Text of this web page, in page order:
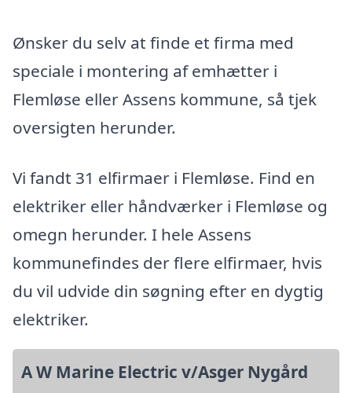
Ønsker du selv at finde et firma med
speciale i montering af emhætter i
Flemløse eller Assens kommune, så tjek
oversigten herunder.
Vi fandt 31 elfirmaer i Flemløse. Find en
elektriker eller håndværker i Flemløse og
omegn herunder. I hele Assens
kommunefindes der flere elfirmaer, hvis
du vil udvide din søgning efter en dygtig
elektriker.
A W Marine Electric v/Asger Nygård